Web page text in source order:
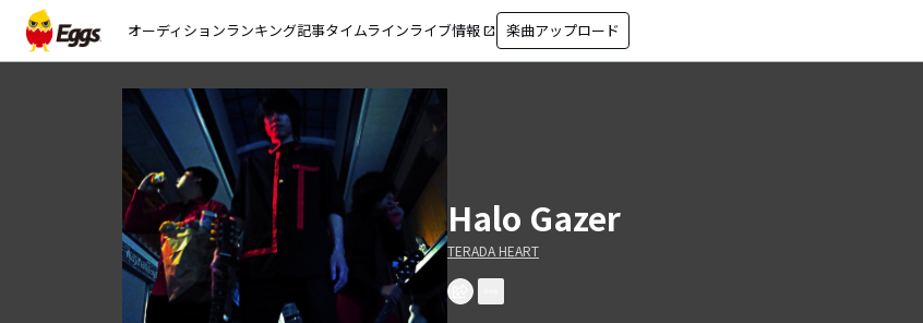
オーディションランキング記事タイムラインライブ情報 open_in_new 楽曲アップロード
Halo Gazer
TERADA HEART